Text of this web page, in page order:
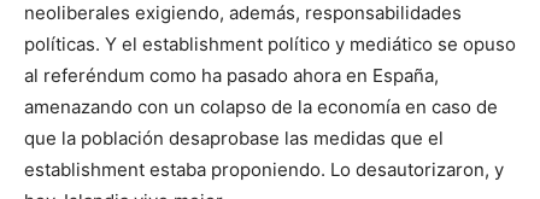
neoliberales exigiendo, además, responsabilidades
políticas. Y el establishment político y mediático se opuso
al referéndum como ha pasado ahora en España,
amenazando con un colapso de la economía en caso de
que la población desaprobase las medidas que el
establishment estaba proponiendo. Lo desautorizaron, y